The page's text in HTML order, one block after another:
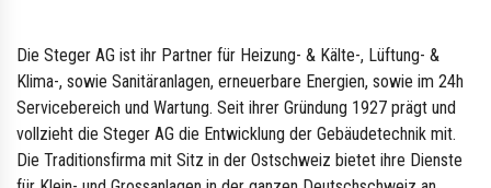
Die Steger AG ist ihr Partner für Heizung- & Kälte-, Lüftung- &
Klima-, sowie Sanitäranlagen, erneuerbare Energien, sowie im 24h
Servicebereich und Wartung. Seit ihrer Gründung 1927 prägt und
vollzieht die Steger AG die Entwicklung der Gebäudetechnik mit.
Die Traditionsfirma mit Sitz in der Ostschweiz bietet ihre Dienste